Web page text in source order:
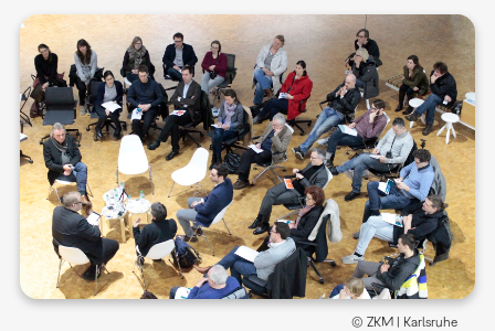
© ZKM | Karlsruhe